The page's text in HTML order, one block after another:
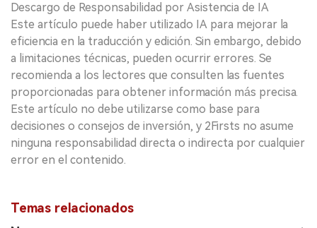
Descargo de Responsabilidad por Asistencia de IA
Este artículo puede haber utilizado IA para mejorar la
eficiencia en la traducción y edición. Sin embargo, debido
a limitaciones técnicas, pueden ocurrir errores. Se
recomienda a los lectores que consulten las fuentes
proporcionadas para obtener información más precisa.
Este artículo no debe utilizarse como base para
decisiones o consejos de inversión, y 2Firsts no asume
ninguna responsabilidad directa o indirecta por cualquier
error en el contenido.
Temas relacionados